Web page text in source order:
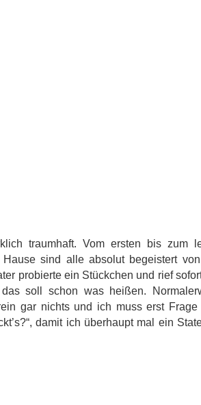
traumhaft. Vom ersten bis zum
sind alle absolut begeistert
probierte ein Stückchen und rief
soll schon was heißen.
gar nichts und ich muss erst Frage
damit ich überhaupt mal ein